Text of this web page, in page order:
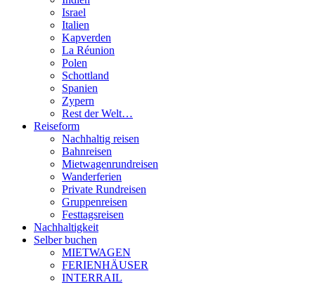
Israel
Italien
Kapverden
La Réunion
Polen
Schottland
Spanien
Zypern
Rest der Welt…
Reiseform
Nachhaltig reisen
Bahnreisen
Mietwagenrundreisen
Wanderferien
Private Rundreisen
Gruppenreisen
Festtagsreisen
Nachhaltigkeit
Selber buchen
MIETWAGEN
FERIENHÄUSER
INTERRAIL